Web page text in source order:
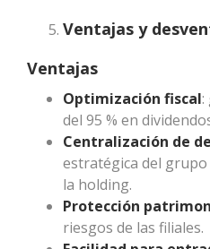
Ventajas y
Ventajas
Optimización fiscal:
del 95 % en
Centralización de
estratégica del
la holding.
Protección
riesgos de las filiales.